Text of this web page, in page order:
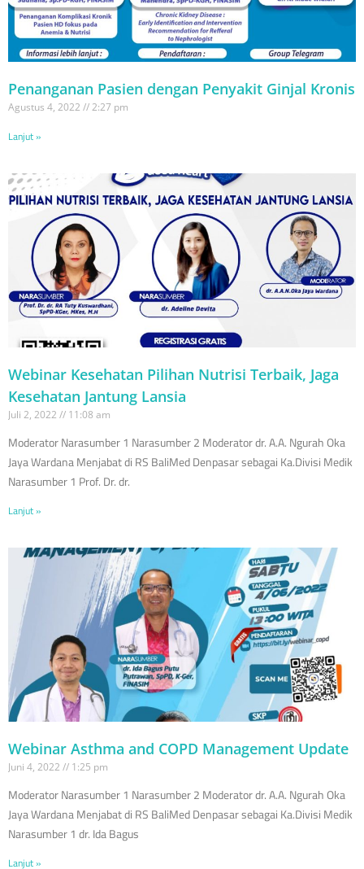
Penanganan Pasien dengan Penyakit Ginjal Kronis
Agustus 4, 2022 2:27 pm
Lanjut »
Webinar Kesehatan Pilihan Nutrisi Terbaik, Jaga
Kesehatan Jantung Lansia
Juli 2, 2022 11:08 am
Moderator Narasumber 1 Narasumber 2 Moderator dr. A.A. Ngurah Oka
Jaya Wardana Menjabat di RS BaliMed Denpasar sebagai Ka.Divisi Medik
Narasumber 1 Prof. Dr. dr.
Lanjut »
Webinar Asthma and COPD Management Update
Juni 4, 2022 1:25 pm
Moderator Narasumber 1 Narasumber 2 Moderator dr. A.A. Ngurah Oka
Jaya Wardana Menjabat di RS BaliMed Denpasar sebagai Ka.Divisi Medik
Narasumber 1 dr. Ida Bagus
Lanjut »